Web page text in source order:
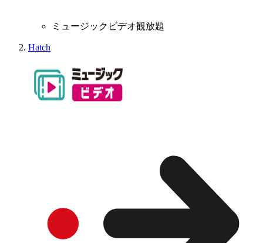
ミュージックビデオ観放題
Hatch